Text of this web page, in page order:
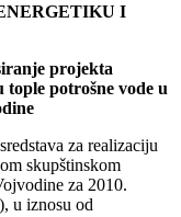
I
projekta
potrošne vode u
za realizaciju
skupštinskom
za 2010.
u iznosu od